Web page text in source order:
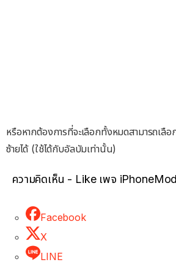
หรือหากต้องการที่จะเลือกทั้งหมดสามารถเลื
ซ้ายได้ (ใช้ได้กับอัลบัมเท่านั้น)
ความคิดเห็น - Like เพจ
Facebook
X
LINE